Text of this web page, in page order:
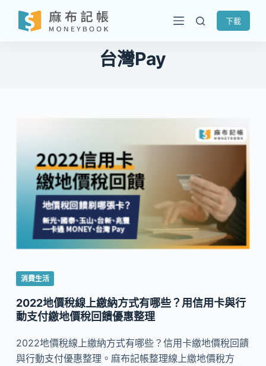
跳
至
下載
台灣Pay
消費生活
2022地價稅線上繳納方式有哪些？用信用卡與行
動支付繳地價稅回饋優惠整理
2022地價稅線上繳納方式有哪些？信用卡繳地價稅回饋
與行動支付優惠整理。麻布記帳整理線上繳地價稅方